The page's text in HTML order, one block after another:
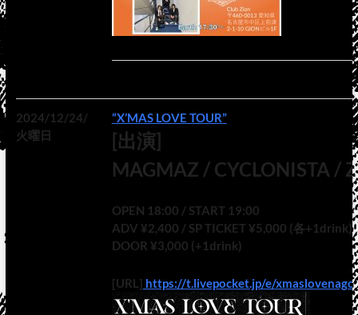
2024/12/24/
火曜日
“X’MAS LOVE TOUR”
[出演]
MAGMAZ / CYCLONISTA /
OPEN 18:00 / START 19:00
ADV ¥2,400 / SP TICKET ¥5,000 (各+1drink)
DOOR ¥3,000 (+1drink)
[URL] https://t.livepocket.jp/e/